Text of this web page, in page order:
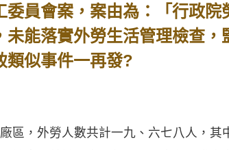
委員會案，案由為：「行政
未能落實外勞生活管理檢查
類似事件一再發?
，外勞人數共計一九、六七八人，其